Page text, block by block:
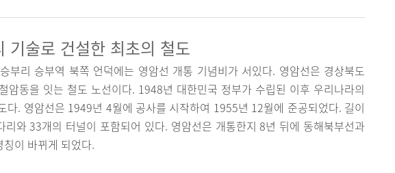
기술로 건설한 최초의 철도
부리 승부역 북쪽 언덕에는 영암선 개통 기념비가 서있다. 영암선은 경상북도
암동을 잇는 철도 노선이다. 1948년 대한민국 정부가 수립된 이후 우리나라의
다. 영암선은 1949년 4월에 공사를 시작하여 1955년 12월에 준공되었다. 길이
와 33개의 터널이 포함되어 있다. 영암선은 개통한지 8년 뒤에 동해북부선과
이 바뀌게 되었다.